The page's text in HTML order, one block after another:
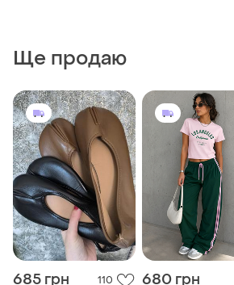
Ще продаю
685 грн 110 680 грн